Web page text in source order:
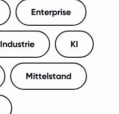
Enterprise
Industrie KI
Mittelstand